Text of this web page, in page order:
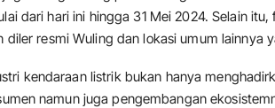
dari hari ini hingga 31 Mei 2024. Selain
resmi Wuling dan lokasi umum lainnya
kendaraan listrik bukan hanya
namun juga pengembangan